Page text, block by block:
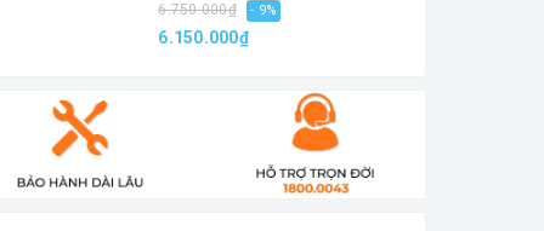
không vỡ tiếng. Búp sóng rộng do đó
6.750.000₫ - 9%
6.150.000₫